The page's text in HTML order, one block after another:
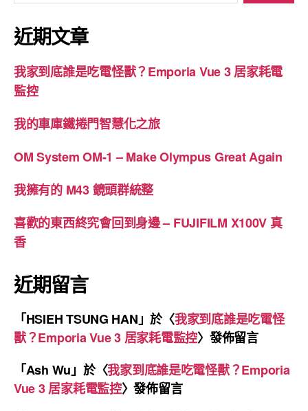
關
鍵
字:
近期文章
我家到底誰是吃電怪獸？Emporia Vue 3 居家耗電
監控
我的車庫鐵捲門智慧化之旅
OM System OM-1 – Make Olympus Great Again
我擁有的 M43 鏡頭群統整
喜歡的東西終究會回到身邊 – FUJIFILM X100V 真
香
近期留言
「HSIEH TSUNG HAN 」於〈我家到底誰是吃電怪
獸？Emporia Vue 3 居家耗電監控〉發佈留言
「Ash Wu 」於〈我家到底誰是吃電怪獸？Emporia
Vue 3 居家耗電監控〉發佈留言